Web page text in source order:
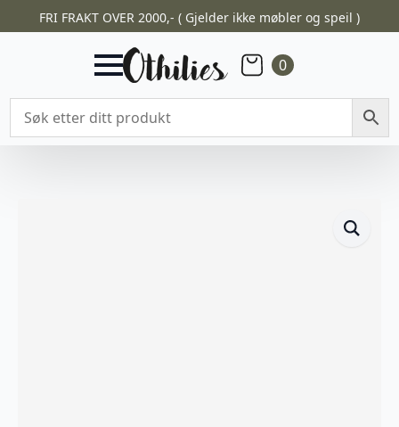
FRI FRAKT OVER 2000,- ( Gjelder ikke møbler og speil )
0